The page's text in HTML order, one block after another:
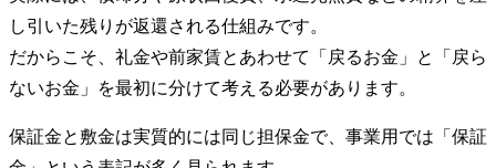
し引いた残りが返還される仕組みです。
だからこそ、礼金や前家賃とあわせて「戻るお金」と「戻ら
ないお金」を最初に分けて考える必要があります。
保証金と敷金は実質的には同じ担保金で、事業用では「保証